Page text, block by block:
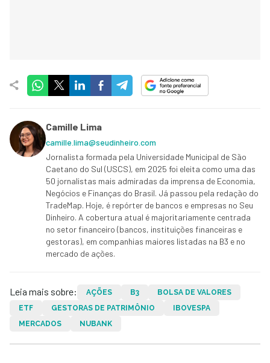
Camille Lima
camille.lima@seudinheiro.com
Jornalista formada pela Universidade Municipal de São
Caetano do Sul (USCS), em 2025 foi eleita como uma das
50 jornalistas mais admiradas da imprensa de Economia,
Negócios e Finanças do Brasil. Já passou pela redação do
TradeMap. Hoje, é repórter de bancos e empresas no Seu
Dinheiro. A cobertura atual é majoritariamente centrada
no setor financeiro (bancos, instituições financeiras e
gestoras), em companhias maiores listadas na B3 e no
mercado de ações.
Leia mais sobre: AÇÕES B3
BOLSA DE VALORES
ETF
GESTORAS DE PATRIMÔNIO
IBOVESPA
MERCADOS
NUBANK